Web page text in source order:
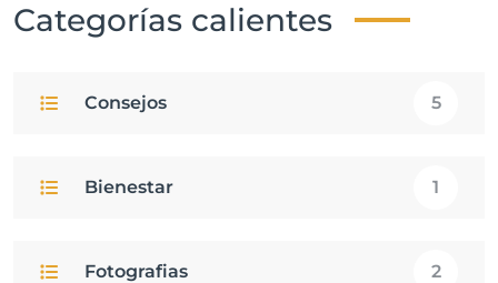
Categorías calientes
Consejos 5
Bienestar 1
Fotografias 2